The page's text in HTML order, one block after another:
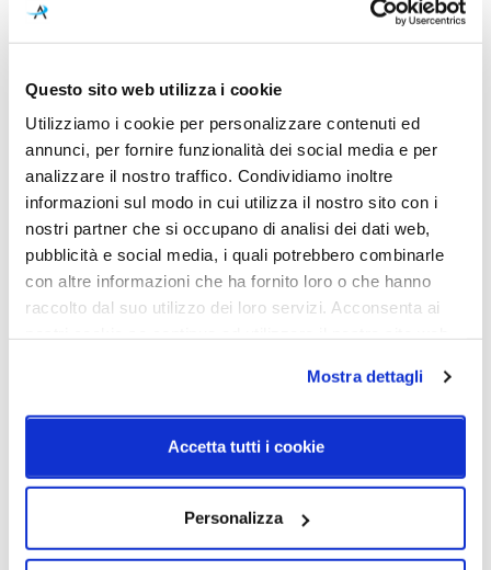
Questo sito web utilizza i cookie
Utilizziamo i cookie per personalizzare contenuti ed
annunci, per fornire funzionalità dei social media e per
analizzare il nostro traffico. Condividiamo inoltre
informazioni sul modo in cui utilizza il nostro sito con i
nostri partner che si occupano di analisi dei dati web,
pubblicità e social media, i quali potrebbero combinarle
con altre informazioni che ha fornito loro o che hanno
raccolto dal suo utilizzo dei loro servizi. Acconsenta ai
Mostra dettagli
Accetta tutti i cookie
Personalizza
Dimensione e Potenza Ø34
H. 320mm - H. max. 2700mm
Dimensione e Potenza Ø44
H. 418mm - H. max. 2700mm
topLED CRI 90 | 220-240 V | 23 W DC - 26 W AC
Caratteristiche
Cod.Art.
CA093DLUMDI
Dimensione
Ø34
Sorgente luminosa
On/Off
Classe energetica
A++
20